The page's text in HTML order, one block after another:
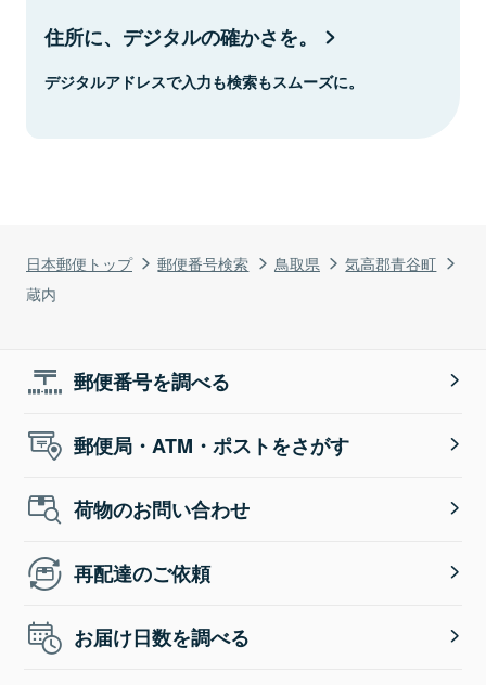
日本郵便トップ 郵便番号検索 鳥取県
気高郡青谷町
蔵内
住所に、デジタルの確かさを。
デジタルアドレスで入力も検索もスムーズに。
郵便番号を調べる
郵便局・ATM・ポストをさがす
荷物のお問い合わせ
再配達のご依頼
お届け日数を調べる